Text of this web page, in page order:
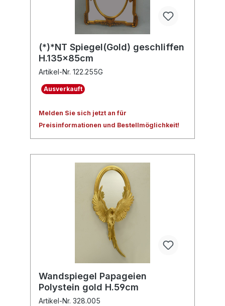
(*)*NT Spiegel(Gold) geschliffen
H.135x85cm
Artikel-Nr. 122.255G
Ausverkauft
Melden Sie sich jetzt an für
Preisinformationen und Bestellmöglichkeit!
Wandspiegel Papageien
Polystein gold H.59cm
Artikel-Nr. 328.005